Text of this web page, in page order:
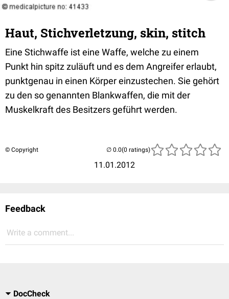
Haut, Stichverletzung, skin, stitch
Eine Stichwaffe ist eine Waffe, welche zu einem
Punkt hin spitz zuläuft und es dem Angreifer erlaubt,
punktgenau in einen Körper einzustechen. Sie gehört
zu den so genannten Blankwaffen, die mit der
Muskelkraft des Besitzers geführt werden.
© Copyright
11.01.2012
(0 ratings)
Feedback
Write a comment...
DocCheck